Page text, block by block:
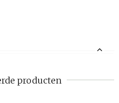
producten